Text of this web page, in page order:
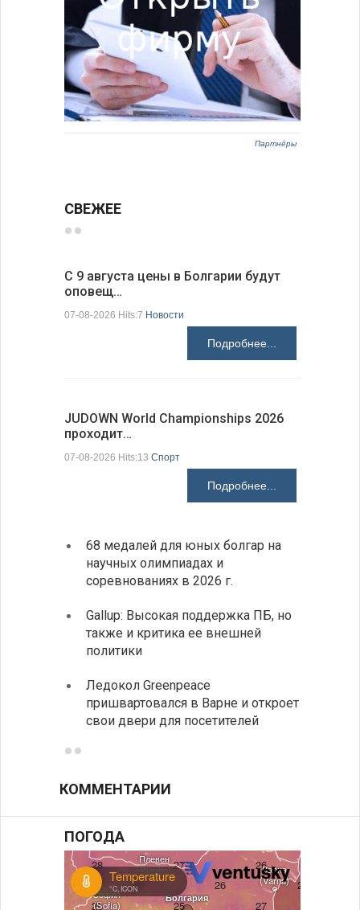
Партнёры
СВЕЖЕЕ
С 9 августа цены в Болгарии будут
оповещ…
07-08-2026 Hits:7 Новости
Подробнее...
JUDOWN World Championships 2026
проходит…
07-08-2026 Hits:13 Спорт
Подробнее...
68 медалей для юных болгар на
научных олимпиадах и
соревнованиях в 2026 г.
Gallup: Высокая поддержка ПБ, но
также и критика ее внешней
политики
Ледокол Greenpeace
пришвартовался в Варне и откроет
свои двери для посетителей
КОММЕНТАРИИ
ПОГОДА